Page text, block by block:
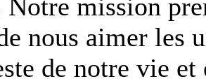
Notre mission
nous aimer les
de notre vie